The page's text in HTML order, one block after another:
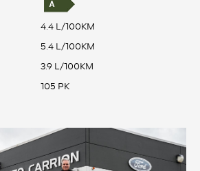
4.4 L/100KM
5.4 L/100KM
3.9 L/100KM
105 PK